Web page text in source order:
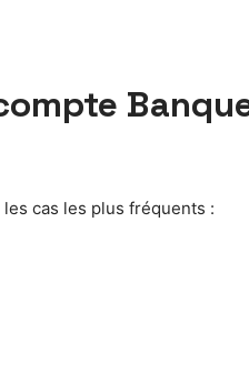
cas les plus fréquents :